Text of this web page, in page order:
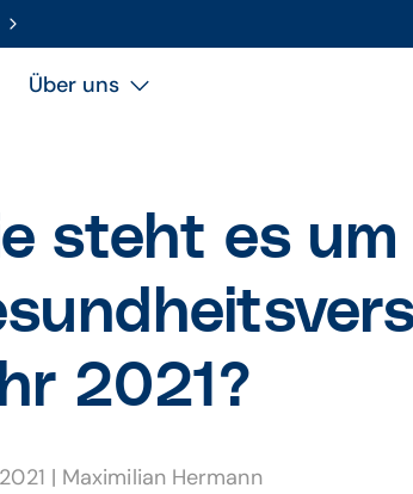
Über uns
steht es um
2021?
| Maximilian Hermann